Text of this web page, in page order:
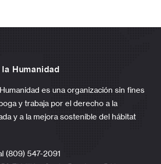
Humanidad
es una organización sin fines
y trabaja por el derecho a la
y a la mejora sostenible del hábitat
(809) 547-2091